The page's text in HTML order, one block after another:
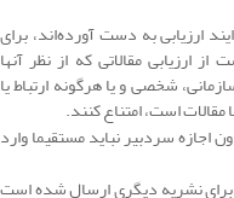
ارزیابی به دست آورده‌اند، برای
ارزیابی مقالاتی که از نظر آنها
شخصی و یا هرگونه ارتباط یا
مقالات است، امتناع کنند.
اجازه سردبیر نباید مستقیما وارد
برای نشریه دیگری ارسال شده است